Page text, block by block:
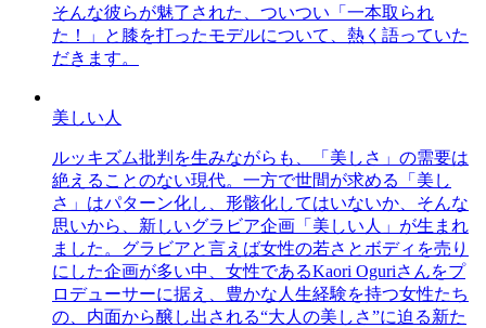
そんな彼らが魅了された、ついつい「一本取られ
た！」と膝を打ったモデルについて、熱く語っていた
だきます。
美しい人
ルッキズム批判を生みながらも、「美しさ」の需要は
絶えることのない現代。一方で世間が求める「美し
さ」はパターン化し、形骸化してはいないか、そんな
思いから、新しいグラビア企画「美しい人」が生まれ
ました。グラビアと言えば女性の若さとボディを売り
にした企画が多い中、女性であるKaori Oguriさんをプ
ロデューサーに据え、豊かな人生経験を持つ女性たち
の、内面から醸し出される“大人の美しさ”に迫る新た